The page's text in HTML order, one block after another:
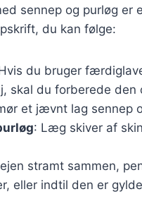
sennep og purløg er
du kan følge:
du bruger
skal du forberede
et jævnt lag sennep
: Læg skiver af
stramt sammen,
eller indtil den er